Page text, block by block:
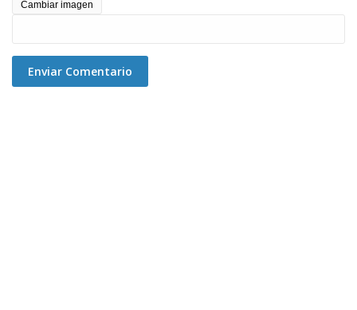
Cambiar imagen
Enviar Comentario